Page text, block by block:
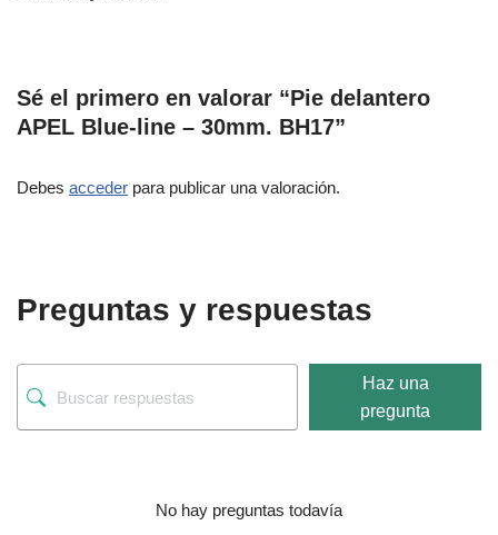
Sé el primero en valorar “Pie delantero
APEL Blue-line – 30mm. BH17”
Debes acceder para publicar una valoración.
Preguntas y respuestas
Haz una
pregunta
No hay preguntas todavía